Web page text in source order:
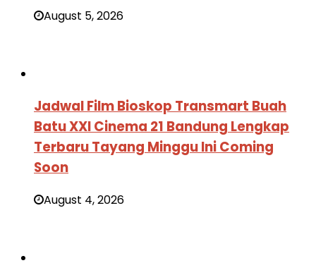
August 5, 2026
Jadwal Film Bioskop Transmart Buah
Batu XXI Cinema 21 Bandung Lengkap
Terbaru Tayang Minggu Ini Coming
Soon
August 4, 2026